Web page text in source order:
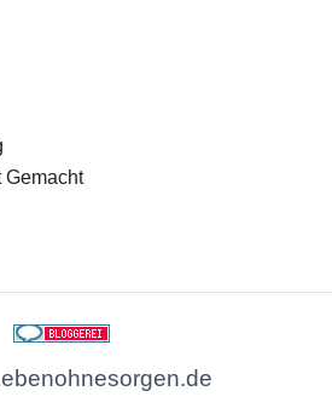
Gemacht